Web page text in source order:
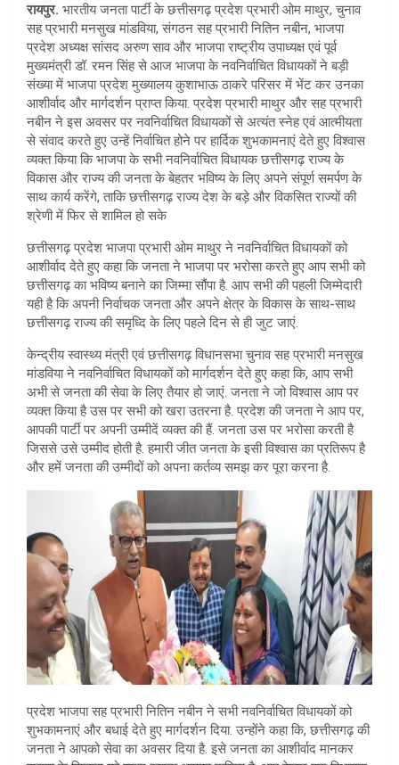
s
A
p
p
e
रायपुर. भारतीय जनता पार्टी के छत्तीसगढ़ प्रदेश प्रभारी ओम माथुर, चुनाव
सह प्रभारी मनसुख मांडविया, संगठन सह प्रभारी नितिन नबीन, भाजपा
प्रदेश अध्यक्ष सांसद अरुण साव और भाजपा राष्ट्रीय उपाध्यक्ष एवं पूर्व
मुख्यमंत्री डॉ. रमन सिंह से आज भाजपा के नवनिर्वाचित विधायकों ने बड़ी
संख्या में भाजपा प्रदेश मुख्यालय कुशाभाऊ ठाकरे परिसर में भेंट कर उनका
आशीर्वाद और मार्गदर्शन प्राप्त किया. प्रदेश प्रभारी माथुर और सह प्रभारी
नबीन ने इस अवसर पर नवनिर्वाचित विधायकों से अत्यंत स्नेह एवं आत्मीयता
से संवाद करते हुए उन्हें निर्वाचित होने पर हार्दिक शुभकामनाएं देते हुए विश्वास
व्यक्त किया कि भाजपा के सभी नवनिर्वाचित विधायक छत्तीसगढ़ राज्य के
विकास और राज्य की जनता के बेहतर भविष्य के लिए अपने संपूर्ण समर्पण के
साथ कार्य करेंगे, ताकि छत्तीसगढ़ राज्य देश के बड़े और विकसित राज्यों की
श्रेणी में फिर से शामिल हो सके
छत्तीसगढ़ प्रदेश भाजपा प्रभारी ओम माथुर ने नवनिर्वाचित विधायकों को
आशीर्वाद देते हुए कहा कि जनता ने भाजपा पर भरोसा करते हुए आप सभी को
छत्तीसगढ़ का भविष्य बनाने का जिम्मा सौंपा है. आप सभी की पहली जिम्मेदारी
यही है कि अपनी निर्वाचक जनता और अपने क्षेत्र के विकास के साथ-साथ
छत्तीसगढ़ राज्य की समृध्दि के लिए पहले दिन से ही जुट जाएं.
केन्द्रीय स्वास्थ्य मंत्री एवं छत्तीसगढ़ विधानसभा चुनाव सह प्रभारी मनसुख
मांडविया ने नवनिर्वाचित विधायकों को मार्गदर्शन देते हुए कहा कि, आप सभी
अभी से जनता की सेवा के लिए तैयार हो जाएं. जनता ने जो विश्वास आप पर
व्यक्त किया है उस पर सभी को खरा उतरना है. प्रदेश की जनता ने आप पर,
आपकी पार्टी पर अपनी उम्मीदें व्यक्त की हैं. जनता उस पर भरोसा करती है
जिससे उसे उम्मीद होती है. हमारी जीत जनता के इसी विश्वास का प्रतिरूप है
और हमें जनता की उम्मीदों को अपना कर्तव्य समझ कर पूरा करना है.
प्रदेश भाजपा सह प्रभारी नितिन नबीन ने सभी नवनिर्वाचित विधायकों को
शुभकामनाएं और बधाई देते हुए मार्गदर्शन दिया. उन्होंने कहा कि, छत्तीसगढ़ की
जनता ने आपको सेवा का अवसर दिया है. इसे जनता का आशीर्वाद मानकर